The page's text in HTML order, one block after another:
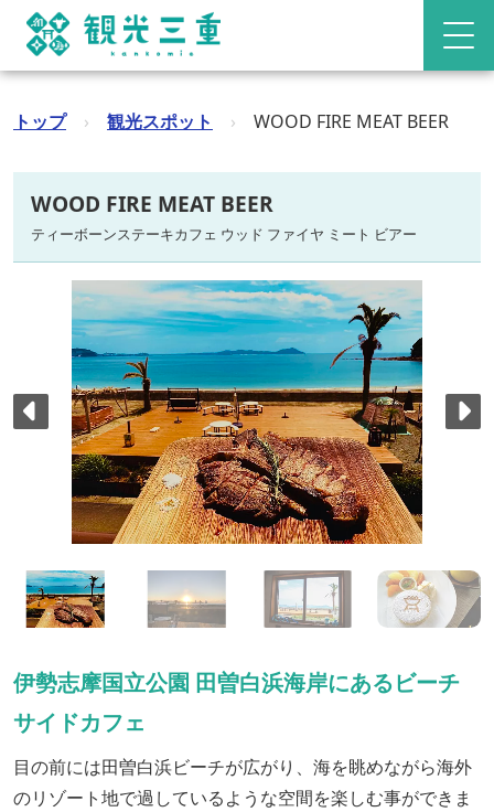
トップ › 観光スポット › WOOD FIRE MEAT BEER
WOOD FIRE MEAT BEER
ティーボーンステーキカフェ ウッド ファイヤ ミート ビアー
伊勢志摩国立公園 田曽白浜海岸にあるビーチ
サイドカフェ
目の前には田曽白浜ビーチが広がり、海を眺めながら海外
のリゾート地で過しているような空間を楽しむ事ができま